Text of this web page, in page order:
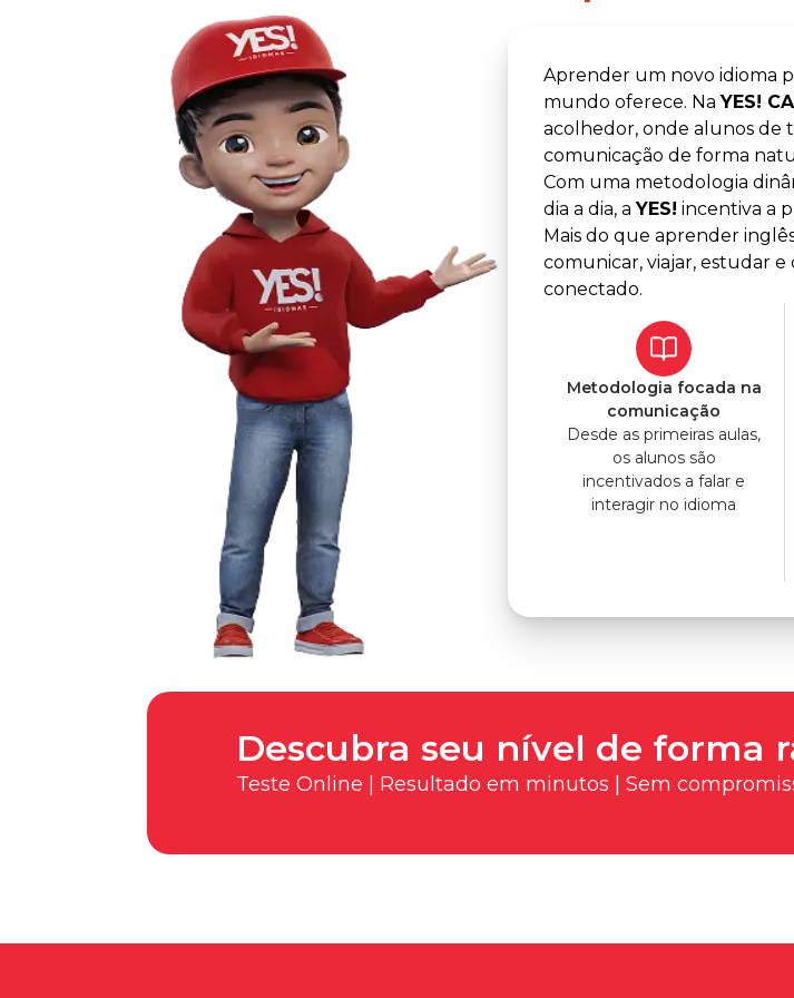
Aprender um novo idioma
mundo oferece. NaYES!
acolhedor, onde alunos de
comunicação de forma
Com uma metodologia
dia a dia, aYES! incentiva a
Mais do que aprender
comunicar, viajar, estudar
conectado.
Metodologia focada na
comunicação
Desde as primeiras aulas,
os alunos são
incentivados a falar e
interagir no idioma
Descubra seu nível de forma
Teste Online | Resultado em minutos | Sem